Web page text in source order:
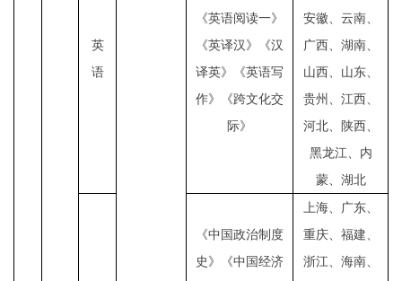
英
语
《英语阅读一》
《英译汉》《汉
译英》《英语写
作》《跨文化交
际》
安徽、云南、
广西、湖南、
山西、山东、
贵州、江西、
河北、陕西、
黑龙江、内
蒙、湖北
《中国政治制度
史》《中国经济
上海、广东、
重庆、福建、
浙江、海南、